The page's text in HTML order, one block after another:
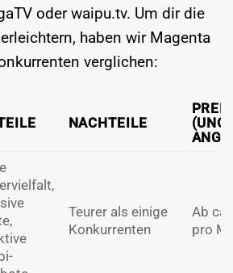
oder waipu.tv. Um dir die
haben wir Magenta
verglichen:
NACHTEILE
PREIS
Teurer als einige
Konkurrenten
Ab
pro